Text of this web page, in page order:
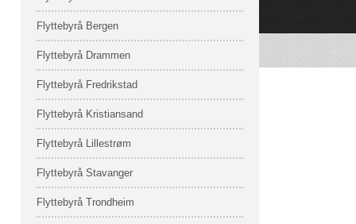
Flyttebyrå Bergen
Flyttebyrå Drammen
Flyttebyrå Fredrikstad
Flyttebyrå Kristiansand
Flyttebyrå Lillestrøm
Flyttebyrå Stavanger
Flyttebyrå Trondheim